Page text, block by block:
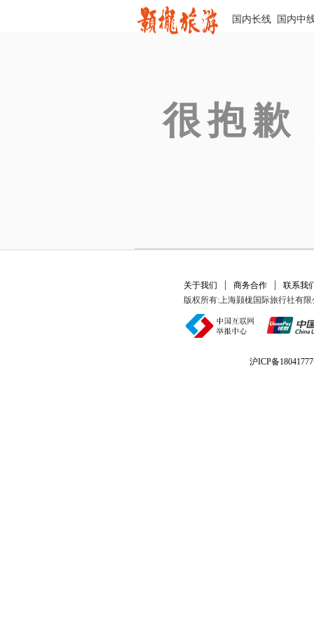
国内长线 国内中
很抱歉
关于我们 | 商务合作 |
联系我
版权所有:上海颢栊国际旅行社有
沪ICP备